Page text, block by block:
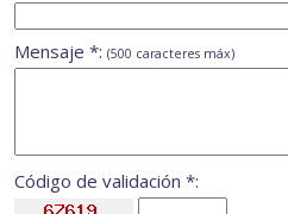
Mensaje *: (500 caracteres máx)
Código de validación *: